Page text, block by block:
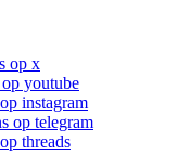
op x
youtube
instagram
op telegram
threads